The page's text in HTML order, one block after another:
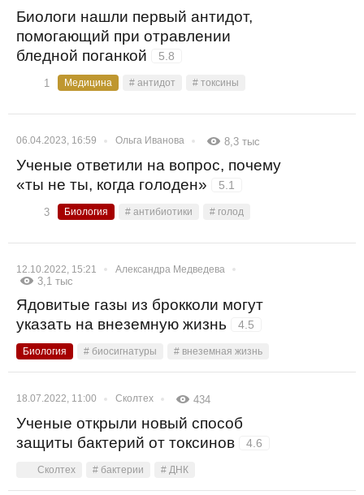
Биологи нашли первый антидот,
помогающий при отравлении
бледной поганкой
5.8
1 Медицина # антидот # токсины
06.04.2023, 16:59 Ольга Иванова 8,3 тыс
Ученые ответили на вопрос, почему
«ты не ты, когда голоден»
5.1
3 Биология # антибиотики # голод
12.10.2022, 15:21 Александра Медведева
3,1 тыс
Ядовитые газы из брокколи могут
указать на внеземную жизнь
4.5
Биология # биосигнатуры # внеземная жизнь
18.07.2022, 11:00 Сколтех 434
Ученые открыли новый способ
защиты бактерий от токсинов
4.6
Сколтех # бактерии # ДНК